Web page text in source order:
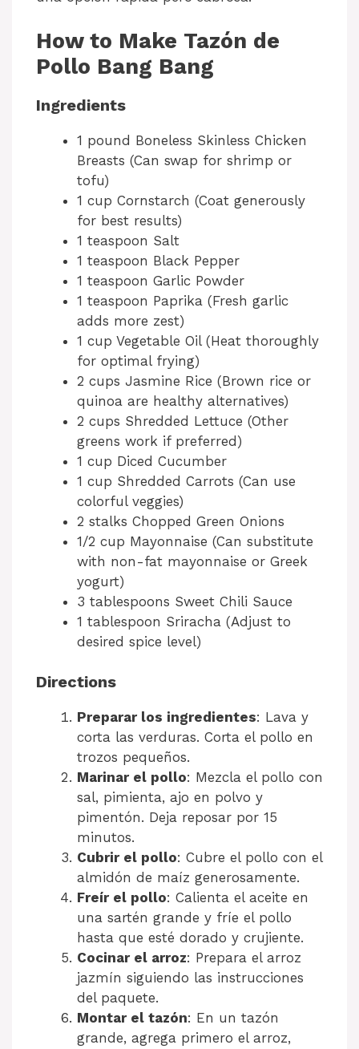
How to Make Tazón de
Pollo Bang Bang
Ingredients
1 pound Boneless Skinless Chicken
Breasts (Can swap for shrimp or
tofu)
1 cup Cornstarch (Coat generously
for best results)
1 teaspoon Salt
1 teaspoon Black Pepper
1 teaspoon Garlic Powder
1 teaspoon Paprika (Fresh garlic
adds more zest)
1 cup Vegetable Oil (Heat thoroughly
for optimal frying)
2 cups Jasmine Rice (Brown rice or
quinoa are healthy alternatives)
2 cups Shredded Lettuce (Other
greens work if preferred)
1 cup Diced Cucumber
1 cup Shredded Carrots (Can use
colorful veggies)
2 stalks Chopped Green Onions
1/2 cup Mayonnaise (Can substitute
with non-fat mayonnaise or Greek
yogurt)
3 tablespoons Sweet Chili Sauce
1 tablespoon Sriracha (Adjust to
desired spice level)
Directions
Preparar los ingredientes: Lava y
corta las verduras. Corta el pollo en
trozos pequeños.
Marinar el pollo: Mezcla el pollo con
sal, pimienta, ajo en polvo y
pimentón. Deja reposar por 15
minutos.
Cubrir el pollo: Cubre el pollo con el
almidón de maíz generosamente.
Freír el pollo: Calienta el aceite en
una sartén grande y fríe el pollo
hasta que esté dorado y crujiente.
Cocinar el arroz: Prepara el arroz
jazmín siguiendo las instrucciones
del paquete.
Montar el tazón: En un tazón
grande, agrega primero el arroz,